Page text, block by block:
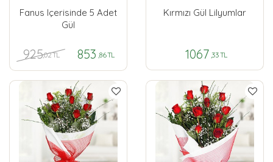
Fanus Içerisinde 5 Adet
Gül
925,02 TL 853 ,86 TL
Kırmızı Gül Lilyumlar
1067 ,33 TL